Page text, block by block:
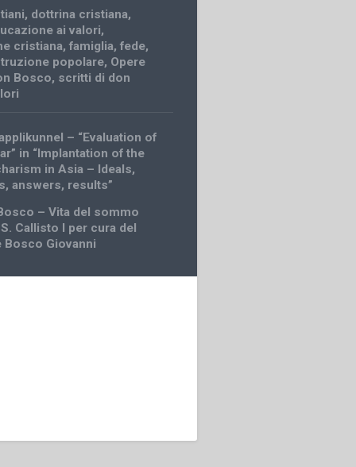
, dottrina cristiana,
ai valori,
cristiana,famiglia,fede,
popolare, Opere
Bosco, scritti di don
– “Evaluation of
in “Implantation of the
in Asia – Ideals,
answers, results”
– Vita del sommo
Callisto I per cura del
Bosco Giovanni